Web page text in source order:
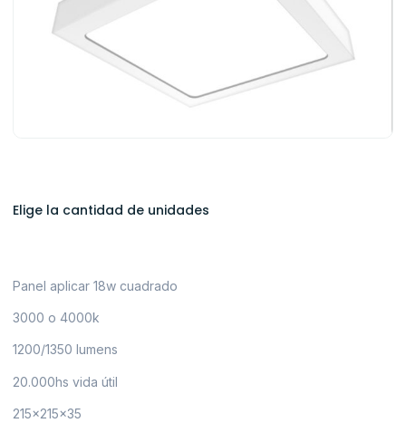
Elige la cantidad de unidades
Panel aplicar 18w cuadrado
3000 o 4000k
1200/1350 lumens
20.000hs vida útil
215x215x35